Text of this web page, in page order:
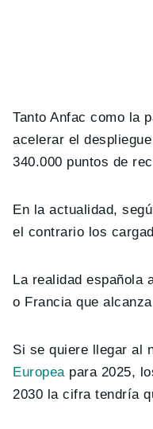
Tanto Anfac como la
acelerar el
340.000 puntos de
En la actualidad,
el contrario los
La realidad española
o Francia que
Si se quiere llegar al
Europea para 2025,
2030 la cifra tendría